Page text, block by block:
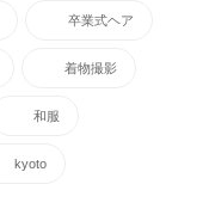
卒業式ヘア
着物撮影
和服
kyoto